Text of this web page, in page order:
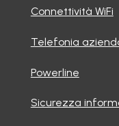
Connettività WiFi
Telefonia
Powerline
Sicurezza